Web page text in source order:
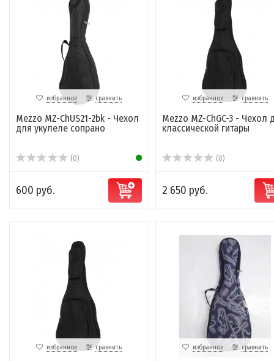
избранное сравнить
Mezzo MZ-ChUS21-2bk - Чехол
для укулеле сопрано
(0)
600 руб.
избранное сравнить
Mezzo MZ-ChGC-3 - Чехол
классической гитары
(0)
2 650 руб.
избранное сравнить избранное сравнить